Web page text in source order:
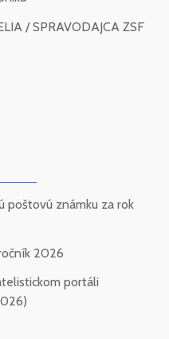
/ SPRAVODAJCA ZSF
poštovú známku za rok
2026
portáli